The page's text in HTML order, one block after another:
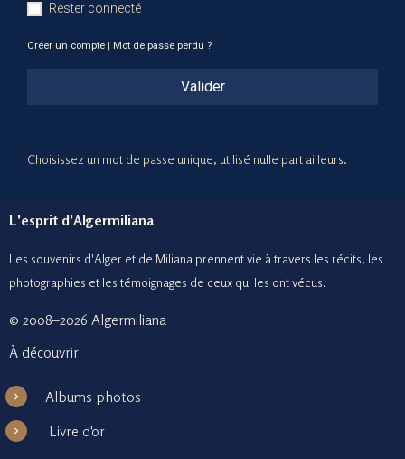
Rester connecté
Créer un compte Mot de passe perdu ?
Valider
Choisissez un mot de passe unique, utilisé nulle part ailleurs.
L'esprit d'Algermiliana
Les souvenirs d'Alger et de Miliana prennent vie à travers les récits, les
photographies et les témoignages de ceux qui les ont vécus.
© 2008–2026 Algermiliana
À découvrir
Albums photos
Livre d'or